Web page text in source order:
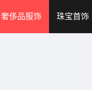
奢侈品服饰 珠宝首饰